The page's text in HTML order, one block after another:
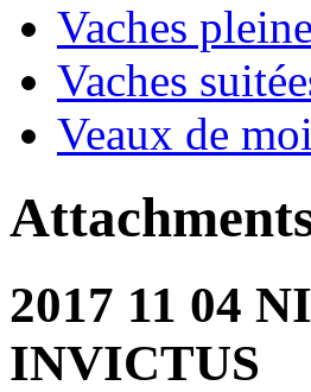
Vaches
Vaches
Veaux de
2017 11 04
INVICTUS